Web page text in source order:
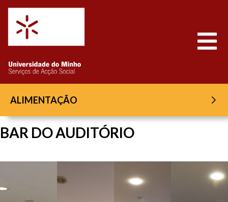
Saltar para o conteúdo
ALIMENTAÇÃO
BAR DO AUDITÓRIO